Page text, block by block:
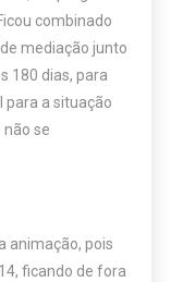
combinado
mediação junto
180 dias, para
para a situação
se
animação, pois
ficando de fora